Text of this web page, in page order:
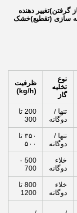
گرفتن)تغییر دهنده
سازی (تقطیع)خشک
نوع
تخلیه
گاز
ظرفیت
(kg/h)
تنها /
دوگانه
200 تا
300
تنها /
دوگانه
۳۵۰ تا
۵۰۰
خلاء
دوگانه
500 -
700
خلاء
دوگانه
800 تا
1200